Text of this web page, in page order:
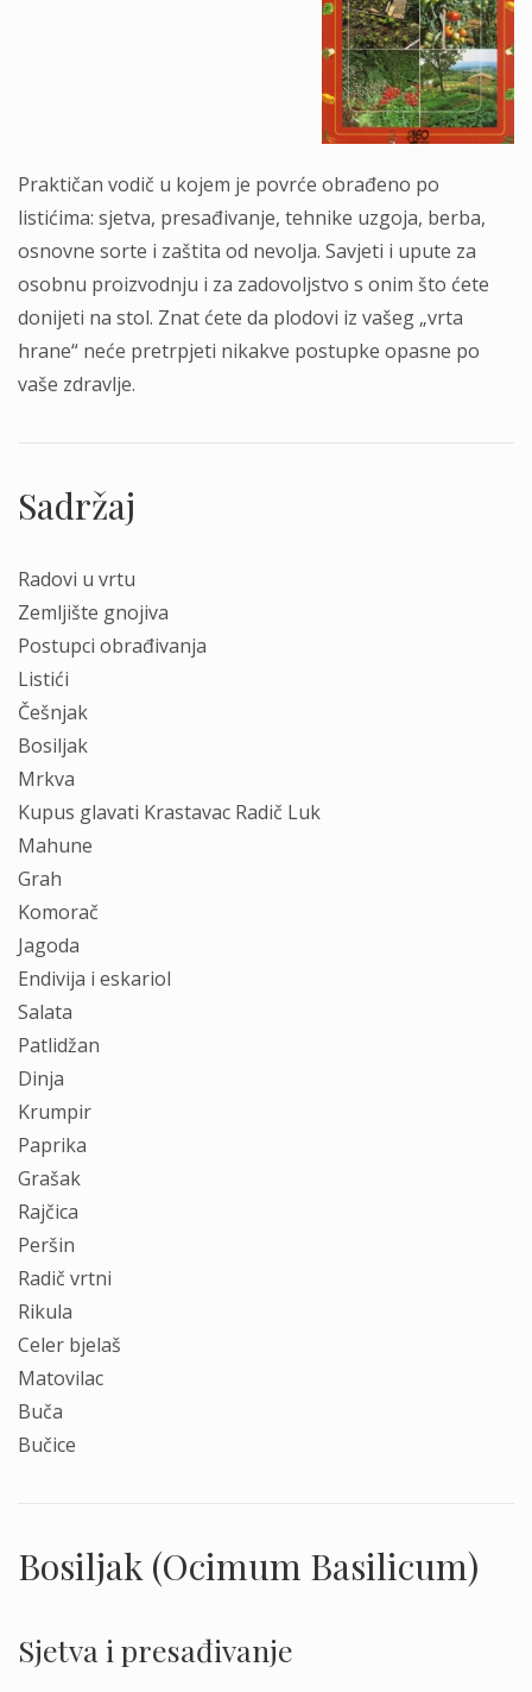
Praktičan vodič u kojem je povrće obrađeno po
listićima: sjetva, presađivanje, tehnike uzgoja, berba,
osnovne sorte i zaštita od nevolja. Savjeti i upute za
osobnu proizvodnju i za zadovoljstvo s onim što ćete
donijeti na stol. Znat ćete da plodovi iz vašeg „vrta
hrane“ neće pretrpjeti nikakve postupke opasne po
vaše zdravlje.
Sadržaj
Radovi u vrtu
Zemljište gnojiva
Postupci obrađivanja
Listići
Češnjak
Bosiljak
Mrkva
Kupus glavati Krastavac Radič Luk
Mahune
Grah
Komorač
Jagoda
Endivija i eskariol
Salata
Patlidžan
Dinja
Krumpir
Paprika
Grašak
Rajčica
Peršin
Radič vrtni
Rikula
Celer bjelaš
Matovilac
Buča
Bučice
Bosiljak (Ocimum Basilicum)
Sjetva i presađivanje